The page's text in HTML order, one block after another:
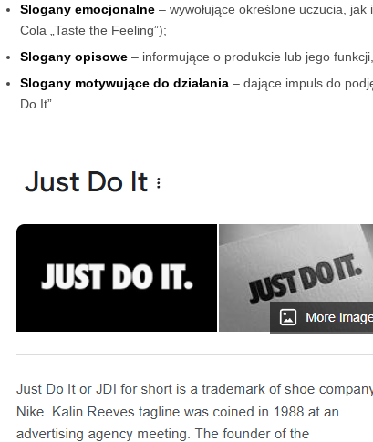
Slogany emocjonalne– wywołujące określone uczucia,
Cola „Taste the Feeling”);
Slogany opisowe– informujące o produkcie lub jego
Slogany motywujące do działania– dające impuls do
Do It”.